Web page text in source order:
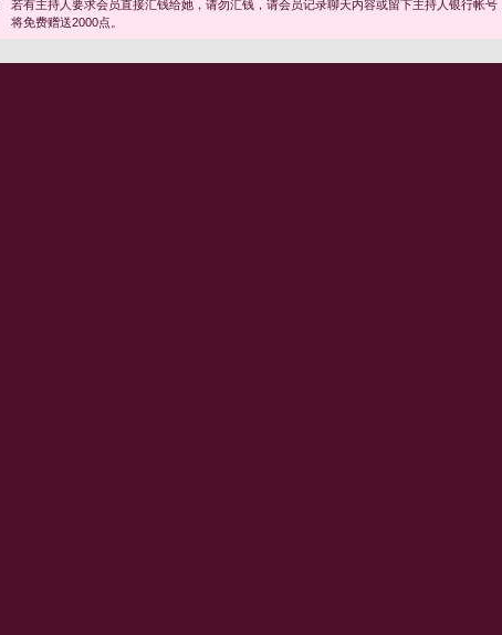
若有主持人要求会员直接汇钱给她，请勿汇钱，请会员记录聊天内容或留下主持人银行帐
将免费赠送2000点。